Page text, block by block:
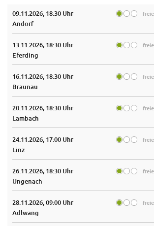
09.11.2026, 18:30 Uhr
Andorf
13.11.2026, 18:30 Uhr
Eferding
16.11.2026, 18:30 Uhr
Braunau
20.11.2026, 18:30 Uhr
Lambach
24.11.2026, 17:00 Uhr
Linz
26.11.2026, 18:30 Uhr
Ungenach
28.11.2026, 09:00 Uhr
Adlwang